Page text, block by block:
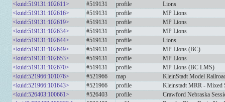
<kuid:519131:102611>
#519131 profile
Lions
<kuid:519131:102616>
#519131 profile
MP Lions
<kuid:519131:102619>
#519131 profile
MP Lions
<kuid:519131:102634>
#519131 profile
MP Lions
<kuid:519131:102644>
#519131 profile
Lions
<kuid:519131:102649>
#519131 profile
MP Lions (BC)
<kuid:519131:102653>
#519131 profile
MP Lions
<kuid:519131:102670>
#519131 profile
MP Lions (BC LMS)
<kuid:521966:101076>
#521966 map
KleinStadt Model
<kuid:521966:101643>
#521966 profile
Kleinstadt MRR - Mixed
<kuid:526403:100661>
#526403 profile
Crawford Nebraska